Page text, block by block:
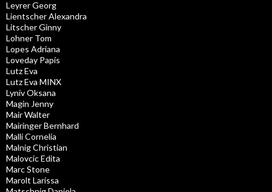
Leyrer Georg
Lientscher Alexandra
Litscher Ginny
Lohner Tom
Lopes Adriana
Loveday Papis
Lutz Eva
Lutz Eva MINX
Lyniv Oksana
Magin Jenny
Mair Walter
Mairinger Bernhard
Malli Cornelia
Malnig Christian
Malovcic Edita
Marc Stone
Marolt Larissa